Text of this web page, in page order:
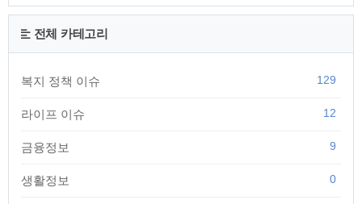
전체 카테고리
복지 정책 이슈 129
라이프 이슈 12
금융정보 9
생활정보 0